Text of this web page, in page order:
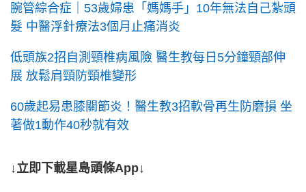
腕管綜合症｜53歲婦患「媽媽手」10年無法自己紮頭
髮 中醫浮針療法3個月止痛消炎
低頭族2招自測頸椎病風險 醫生教每日5分鐘頸部伸
展 放鬆肩頸防頸椎變形
60歲起易患膝關節炎！醫生教3招軟骨再生防磨損 坐
著做1動作40秒就有效
↓立即下載星島頭條App↓